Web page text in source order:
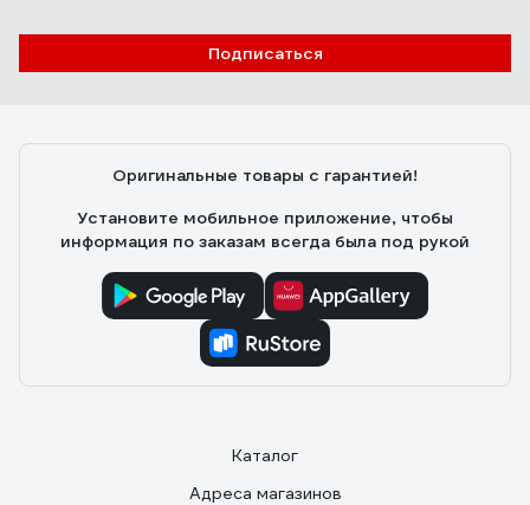
Подписаться
Оригинальные товары с гарантией!
Установите мобильное приложение, чтобы
информация по заказам всегда была под рукой
Каталог
Адреса магазинов